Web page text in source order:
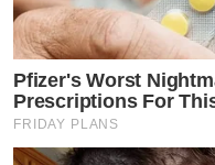
Pfizer's Worst
Prescriptions For
FRIDAY PLANS